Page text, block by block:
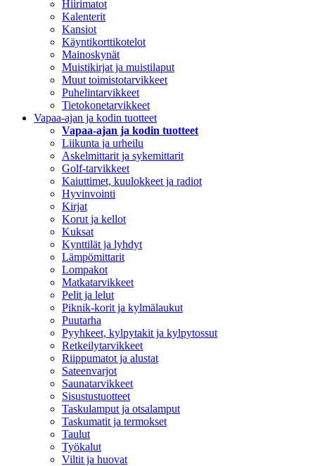
Hiirimatot
Kalenterit
Kansiot
Käyntikorttikotelot
Mainoskynät
Muistikirjat ja muistilaput
Muut toimistotarvikkeet
Puhelintarvikkeet
Tietokonetarvikkeet
Vapaa-ajan ja kodin tuotteet
Vapaa-ajan ja kodin tuotteet
Liikunta ja urheilu
Askelmittarit ja sykemittarit
Golf-tarvikkeet
Kaiuttimet, kuulokkeet ja radiot
Hyvinvointi
Kirjat
Korut ja kellot
Kuksat
Kynttilät ja lyhdyt
Lämpömittarit
Lompakot
Matkatarvikkeet
Pelit ja lelut
Piknik-korit ja kylmälaukut
Puutarha
Pyyhkeet, kylpytakit ja kylpytossut
Retkeilytarvikkeet
Riippumatot ja alustat
Sateenvarjot
Saunatarvikkeet
Sisustustuotteet
Taskulamput ja otsalamput
Taskumatit ja termokset
Taulut
Työkalut
Viltit ja huovat